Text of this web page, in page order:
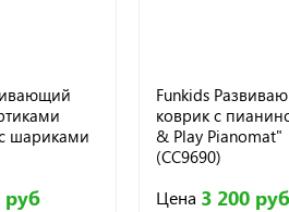
шариками
руб
Funkids
коврик с
& Play Pianomat"
(CC9690)
Цена 3 200 руб